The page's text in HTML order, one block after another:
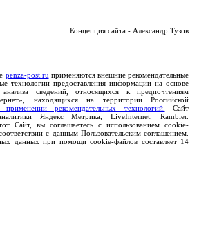
Концепция сайта - Александр Тузов
penza-post.ru применяются внешние рекомендательные
технологии предоставления информации на основе
сведений, относящихся к предпочтениям
находящихся на территории Российской
рекомендательных технологий.
Сайт
Яндекс Метрика, LiveInternet, Rambler.
Сайт, вы соглашаетесь с использованием cookie-
с данным Пользовательским соглашением.
данных при помощи cookie-файлов составляет 14